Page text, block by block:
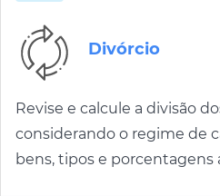
Divórcio
Revise e calcule a divisão
considerando o regime de
bens, tipos e porcentagens